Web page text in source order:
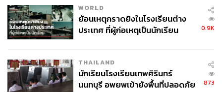
สินค้าประเภทเครื่องใช้ไฟฟ้าและรถยนต์ ทั้งนี้ ทางการ
จีนจะใช้เงินจากการออกพันธบัตรรัฐบาลพิเศษจำนวน
300 พันล้านหยวน เพื่อสนับสนุนโครงการดังกล่าว
จ่าย และการชะลอตัวของการบริโภคในภายหลัง
WORLD
ย้อนเหตุกราดยิงในโรงเรียนต่าง
ประเทศ ที่ผู้ก่อเหตุเป็นนักเรียน
0.9K
THAILAND
นักเรียนโรงเรียนเทพศิรินทร์
นนทบุรี อพยพเข้ายังพื้นที่ปลอดภัย
873